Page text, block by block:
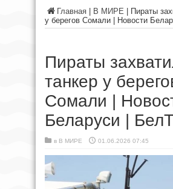
Главная В МИРЕ
Пираты
у берегов Сомали | Новости
Пираты
танкер у
Сомали |
Беларуси |
в В МИРЕ 01.06.2026 07:45